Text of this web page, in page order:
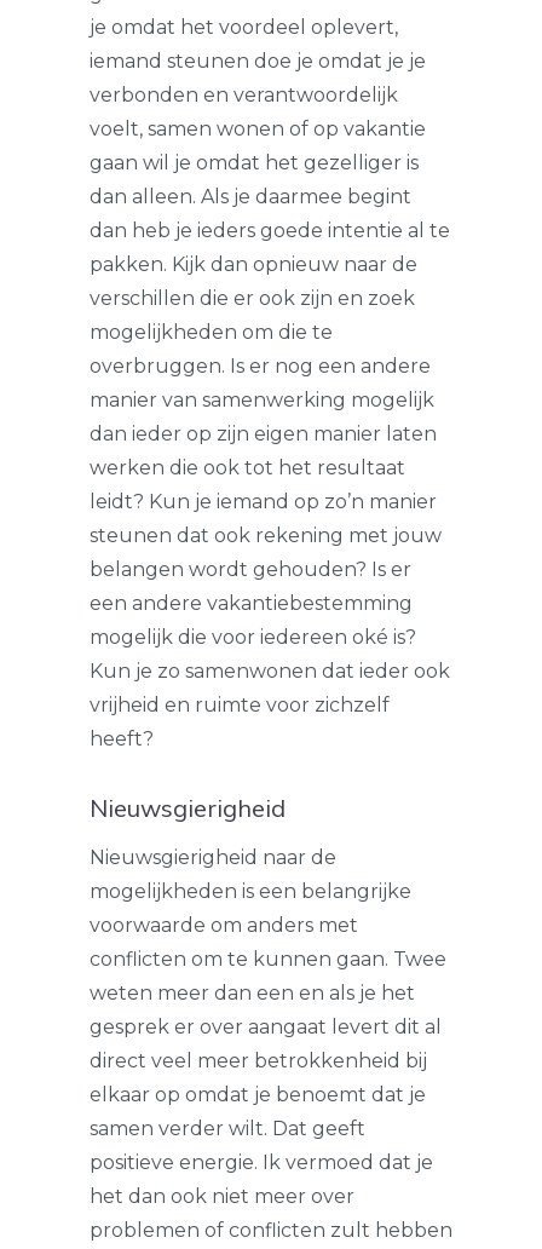
je omdat het voordeel oplevert,
iemand steunen doe je omdat je je
verbonden en verantwoordelijk
voelt, samen wonen of op vakantie
gaan wil je omdat het gezelliger is
dan alleen. Als je daarmee begint
dan heb je ieders goede intentie al te
pakken. Kijk dan opnieuw naar de
verschillen die er ook zijn en zoek
mogelijkheden om die te
overbruggen. Is er nog een andere
manier van samenwerking mogelijk
dan ieder op zijn eigen manier laten
werken die ook tot het resultaat
leidt? Kun je iemand op zo’n manier
steunen dat ook rekening met jouw
belangen wordt gehouden? Is er
een andere vakantiebestemming
mogelijk die voor iedereen oké is?
Kun je zo samenwonen dat ieder ook
vrijheid en ruimte voor zichzelf
heeft?
Nieuwsgierigheid
Nieuwsgierigheid naar de
mogelijkheden is een belangrijke
voorwaarde om anders met
conflicten om te kunnen gaan. Twee
weten meer dan een en als je het
gesprek er over aangaat levert dit al
direct veel meer betrokkenheid bij
elkaar op omdat je benoemt dat je
samen verder wilt. Dat geeft
positieve energie. Ik vermoed dat je
het dan ook niet meer over
problemen of conflicten zult hebben